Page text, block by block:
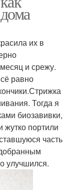
их в
и срежу.
равно
Тогда я
биозавивки,
жутко портили
часть
улучшился.